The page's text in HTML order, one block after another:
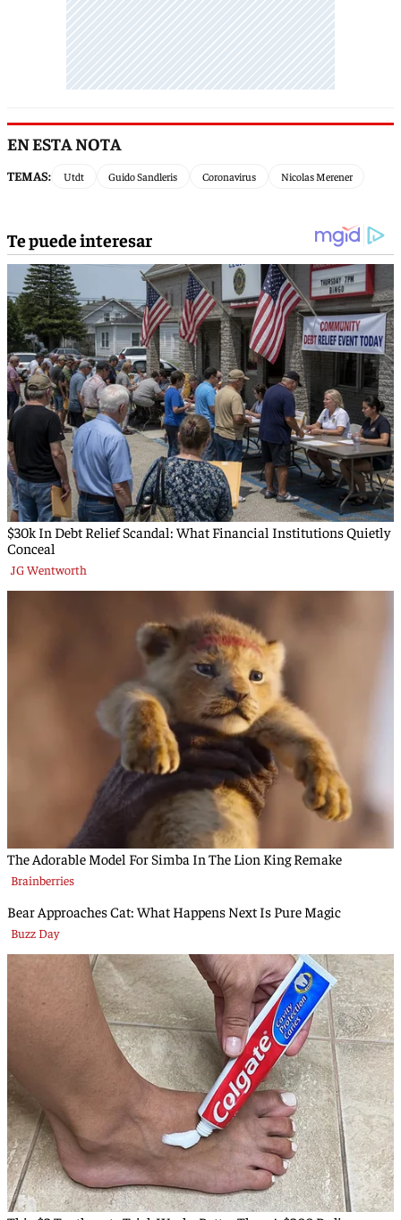
EN ESTA NOTA
TEMAS: Utdt Guido Sandleris Coronavirus Nicolas Merener